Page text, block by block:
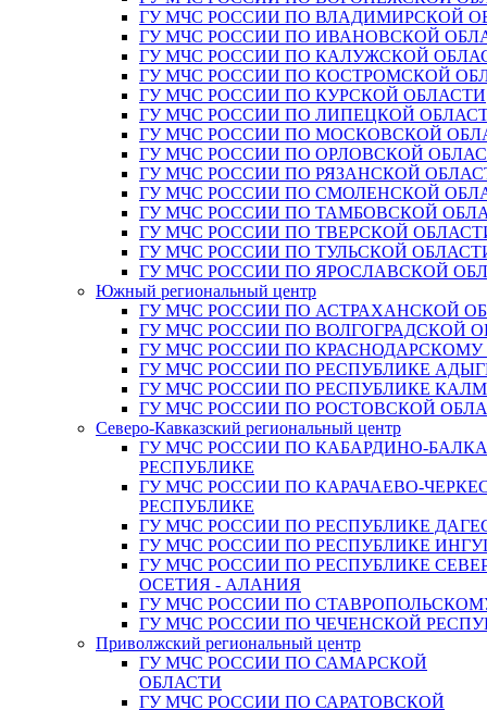
ГУ МЧС РОССИИ ПО ВЛАДИМИРСКОЙ
ГУ МЧС РОССИИ ПО ИВАНОВСКОЙ
ГУ МЧС РОССИИ ПО КАЛУЖСКОЙ
ГУ МЧС РОССИИ ПО КОСТРОМСКОЙ
ГУ МЧС РОССИИ ПО КУРСКОЙ ОБЛАСТИ
ГУ МЧС РОССИИ ПО ЛИПЕЦКОЙ
ГУ МЧС РОССИИ ПО МОСКОВСКОЙ
ГУ МЧС РОССИИ ПО ОРЛОВСКОЙ
ГУ МЧС РОССИИ ПО РЯЗАНСКОЙ
ГУ МЧС РОССИИ ПО СМОЛЕНСКОЙ
ГУ МЧС РОССИИ ПО ТАМБОВСКОЙ
ГУ МЧС РОССИИ ПО ТВЕРСКОЙ
ГУ МЧС РОССИИ ПО ТУЛЬСКОЙ
ГУ МЧС РОССИИ ПО ЯРОСЛАВСКОЙ
Южный региональный центр
ГУ МЧС РОССИИ ПО АСТРАХАНСКОЙ
ГУ МЧС РОССИИ ПО ВОЛГОГРАДСКОЙ
ГУ МЧС РОССИИ ПО
ГУ МЧС РОССИИ ПО РЕСПУБЛИКЕ
ГУ МЧС РОССИИ ПО РЕСПУБЛИКЕ
ГУ МЧС РОССИИ ПО РОСТОВСКОЙ
Северо-Кавказский региональный центр
ГУ МЧС РОССИИ ПО КАБАРДИНО-
РЕСПУБЛИКЕ
ГУ МЧС РОССИИ ПО КАРАЧАЕВО-
РЕСПУБЛИКЕ
ГУ МЧС РОССИИ ПО РЕСПУБЛИКЕ
ГУ МЧС РОССИИ ПО РЕСПУБЛИКЕ
ГУ МЧС РОССИИ ПО РЕСПУБЛИКЕ
ОСЕТИЯ - АЛАНИЯ
ГУ МЧС РОССИИ ПО
ГУ МЧС РОССИИ ПО ЧЕЧЕНСКОЙ
Приволжский региональный центр
ГУ МЧС РОССИИ ПО САМАРСКОЙ
ОБЛАСТИ
ГУ МЧС РОССИИ ПО САРАТОВСКОЙ